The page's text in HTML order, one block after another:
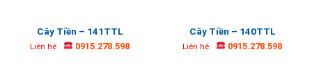
Cây Tiền – 141TTL
Liên hệ 0915.278.598
Cây Tiền – 140TTL
Liên hệ 0915.278.598